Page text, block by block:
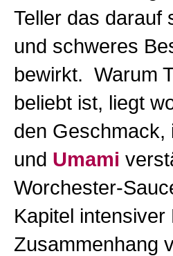
Teller das darauf
und schweres
bewirkt. Warum
beliebt ist, liegt
den Geschmack,
und Umami
Worchester-
Kapitel
Zusammenhang